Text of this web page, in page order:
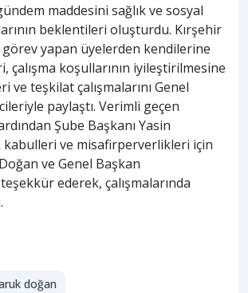
maddesini sağlık ve sosyal
beklentileri oluşturdu. Kırşehir
yapan üyelerden kendilerine
çalışma koşullarının iyileştirilmesine
ve teşkilat çalışmalarını Genel
paylaştı. Verimli geçen
Şube Başkanı Yasin
kabulleri ve misafirperverlikleri için
ve Genel Başkan
teşekkür ederek, çalışmalarında
doğan